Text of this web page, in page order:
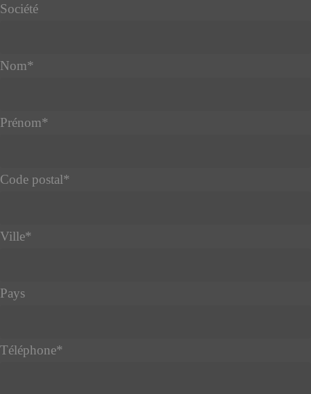
Société
Nom*
Prénom*
Code postal*
Ville*
Pays
Téléphone*